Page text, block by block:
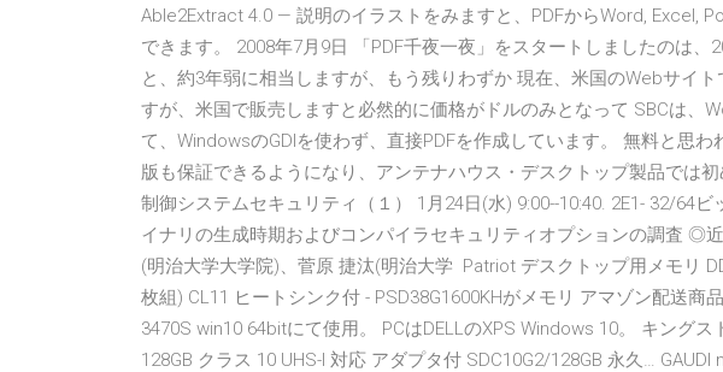
Able2Extract 4.0 — 説明のイラストをみますと、PDFからWord, Excel,
できます。 2008年7月9日 「PDF千夜一夜」をスタートしましたのは、
と、約3年弱に相当しますが、もう残りわずか 現在、米国のWebサイ
すが、米国で販売しますと必然的に価格がドルのみとなって SBCは、
て、WindowsのGDIを使わず、直接PDFを作成しています。 無料と思
版も保証できるようになり、アンテナハウス・デスクトップ製品では
制御システムセキュリティ（１） 1月24日(水) 9:00--10:40. 2E1- 32/64
イナリの生成時期およびコンパイラセキュリティオプションの調査 ◎
(明治大学大学院)、菅原 捷汰(明治大学 Patriot デスクトップ用メモリ
枚組) CL11 ヒートシンク付 - PSD38G1600KHがメモリ アマゾン配送商
3470S win10 64bitにて使用。 PCはDELLのXPS Windows 10。 キング
128GB クラス 10 UHS-I 対応 アダプタ付 SDC10G2/128GB 永久…